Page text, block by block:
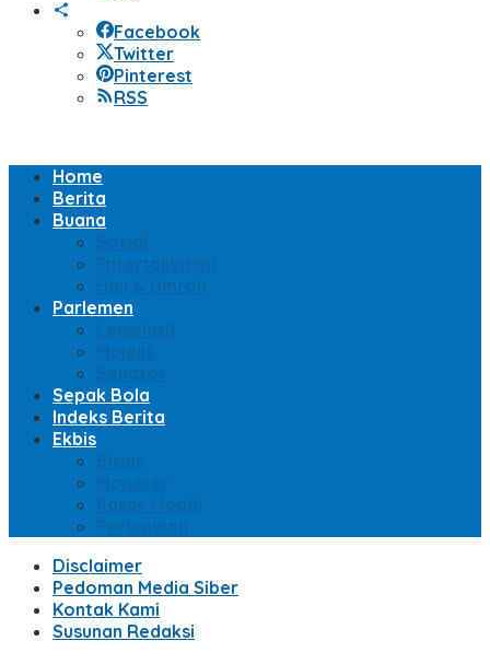
Facebook
Twitter
Pinterest
RSS
Home
Berita
Buana
Sosial
Entertainment
Haji & Umroh
Parlemen
Legislatif
Majelis
Senator
Sepak Bola
Indeks Berita
Ekbis
Bisnis
Moneter
Pasar Modal
Perbankan
Disclaimer
Pedoman Media Siber
Kontak Kami
Susunan Redaksi